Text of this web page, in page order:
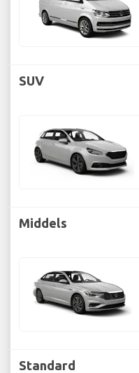
SUV
Middels
Standard